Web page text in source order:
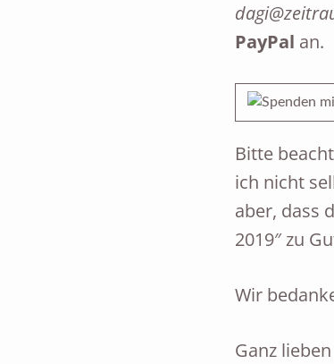
PayPal an.
Bitte
ich nicht
aber, dass
2019″ zu
Wir
Ganz